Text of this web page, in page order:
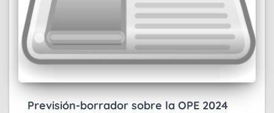
Previsión-borrador sobre la OPE 2024